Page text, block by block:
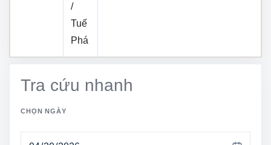
/
Tuế
Phá
Tra cứu nhanh
CHỌN NGÀY